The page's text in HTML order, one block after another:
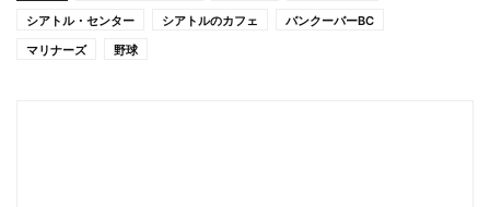
シアトル・センター
シアトルのカフェ
バンクーバーBC
マリナーズ
野球